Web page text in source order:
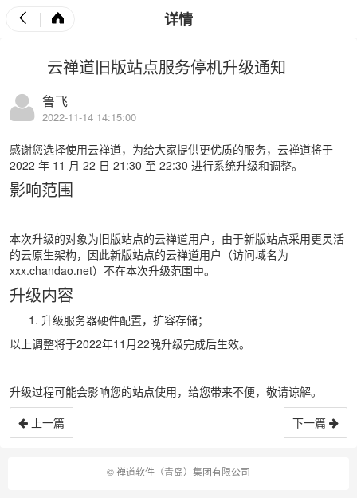
详情
云禅道旧版站点服务停机升级通知
鲁飞
2022-11-14 14:15:00
感谢您选择使用云禅道，为给大家提供更优质的服务，云禅道将于
2022 年 11 月 22 日 21:30 至 22:30 进行系统升级和调整。
影响范围
本次升级的对象为旧版站点的云禅道用户，由于新版站点采用更灵活
的云原生架构，因此新版站点的云禅道用户（访问域名为
xxx.chandao.net）不在本次升级范围中。
升级内容
升级服务器硬件配置，扩容存储；
以上调整将于2022年11月22晚升级完成后生效。
升级过程可能会影响您的站点使用，给您带来不便，敬请谅解。
上一篇
下一篇
©禅道软件（青岛）集团有限公司